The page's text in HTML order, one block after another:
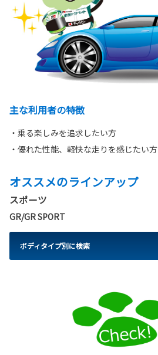
主な利用者の特徴
・乗る楽しみを追求したい方
・優れた性能、軽快な走りを感じたい方
オススメのラインアップ
スポーツ
GR/GR SPORT
ボディタイプ別に検索